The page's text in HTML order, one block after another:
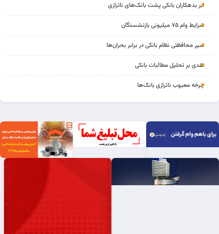
ابر بدهکاران بانکی پشت بانک‌های ناترازی
شرایط وام ۷۵ میلیونی بازنشستگان
سپر محافظتی نظام بانکی در برابر بحران‌ها
نقدی بر تحلیل مطالبات بانکی
چرخه‌ معیوب ناترازی بانک‌ها